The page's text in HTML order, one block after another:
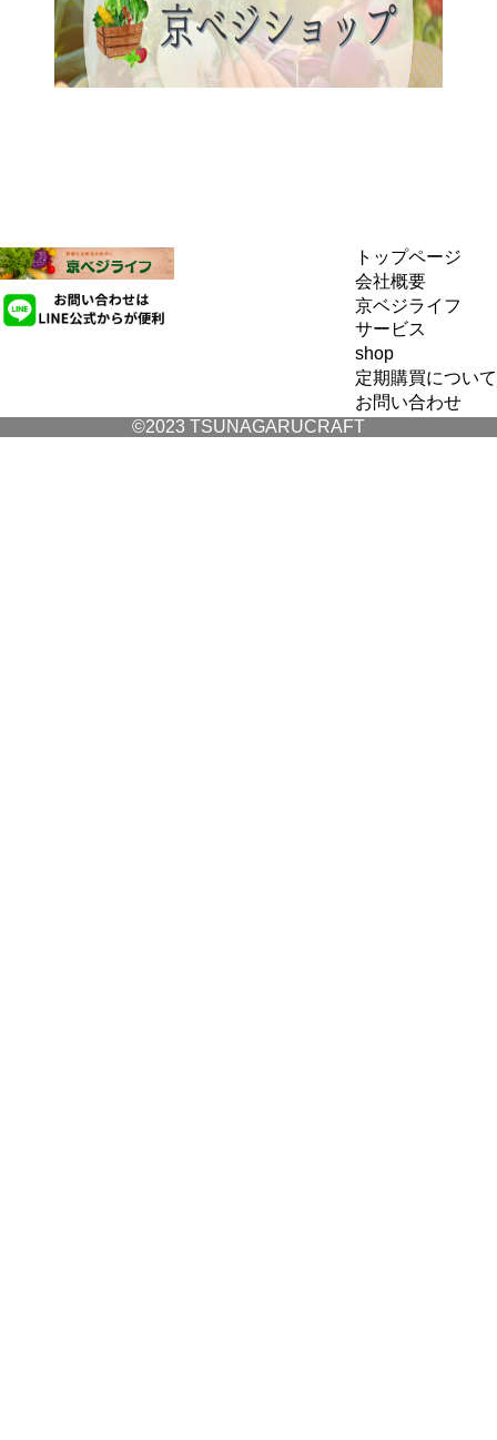
トップページ
会社概要
京ベジライフ
サービス
shop
定期購買について
お問い合わせ
©2023 TSUNAGARUCRAFT